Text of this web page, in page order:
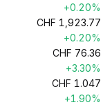
+0.20%
CHF 1,923.77
+0.20%
CHF 76.36
+3.30%
CHF 1.047
+1.90%